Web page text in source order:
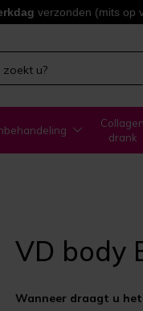
verzonden (mits op
Collagen
drank
VD body
Wanneer draagt u